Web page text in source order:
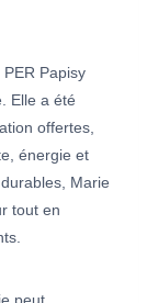
Papisy
Elle a été
offertes,
énergie et
Marie
tout en